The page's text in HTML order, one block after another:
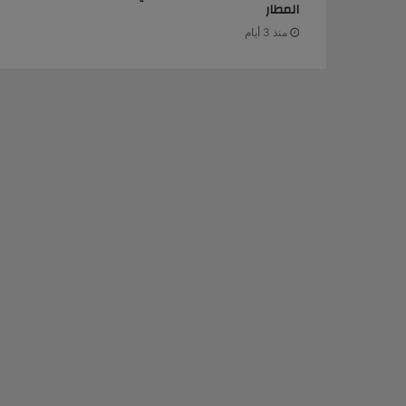
المطار
منذ 3 أيام